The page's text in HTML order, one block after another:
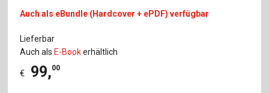
Auch als eBundle (Hardcover + ePDF) verfügbar
Lieferbar
Auch als E-Bookerhältlich
€ 99,00